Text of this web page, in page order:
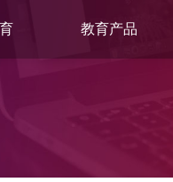
教育产品